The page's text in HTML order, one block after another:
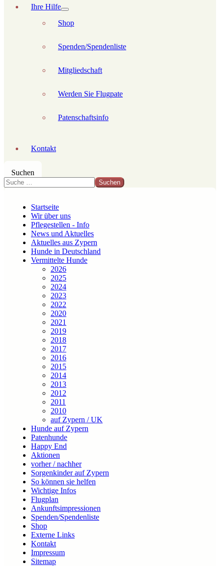
Ihre Hilfe
Shop
Spenden/Spendenliste
Mitgliedschaft
Werden Sie Flugpate
Patenschaftsinfo
Kontakt
Suchen
Suchen
Startseite
Wir über uns
Pflegestellen - Info
News und Aktuelles
Aktuelles aus Zypern
Hunde in Deutschland
Vermittelte Hunde
2026
2025
2024
2023
2022
2020
2021
2019
2018
2017
2016
2015
2014
2013
2012
2011
2010
auf Zypern / UK
Hunde auf Zypern
Patenhunde
Happy End
Aktionen
vorher / nachher
Sorgenkinder auf Zypern
So können sie helfen
Wichtige Infos
Flugplan
Ankunftsimpressionen
Spenden/Spendenliste
Shop
Externe Links
Kontakt
Impressum
Sitemap